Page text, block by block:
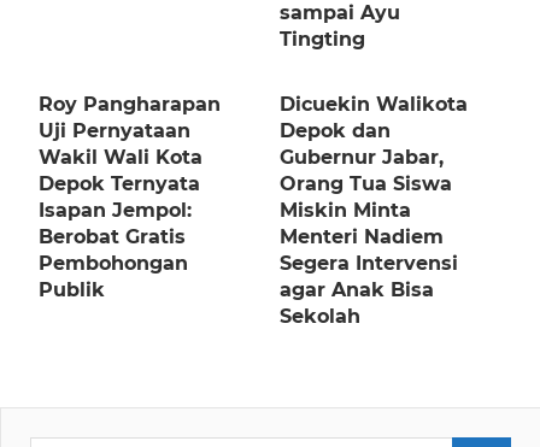
sampai Ayu
Tingting
Roy Pangharapan
Uji Pernyataan
Wakil Wali Kota
Depok Ternyata
Isapan Jempol:
Berobat Gratis
Pembohongan
Publik
Dicuekin Walikota
Depok dan
Gubernur Jabar,
Orang Tua Siswa
Miskin Minta
Menteri Nadiem
Segera Intervensi
agar Anak Bisa
Sekolah